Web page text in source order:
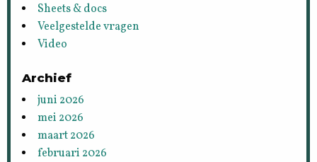
Sheets & docs
Veelgestelde vragen
Video
Archief
juni 2026
mei 2026
maart 2026
februari 2026